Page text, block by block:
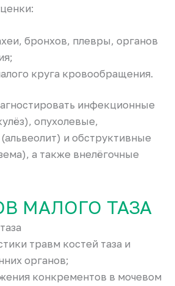
бронхов, плевры, органов
круга кровообращения.
инфекционные
опухолевые,
и обструктивные
а также внелёгочные
МАЛОГО ТАЗА
травм костей таза и
органов;
конкрементов в мочевом